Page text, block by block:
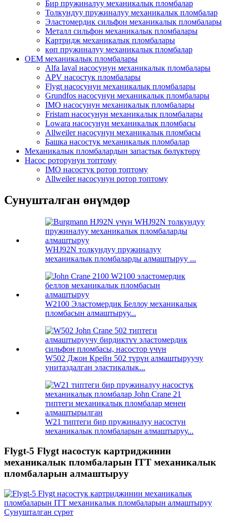
Бир пружиналуу механикалык пломбалар
Толкундуу пружиналуу механикалык пломбалар
Эластомердик сильфон механикалык пломбалары
Металл сильфон механикалык пломбалары
Картридж механикалык пломбалары
көп пружиналуу механикалык пломбалар
OEM механикалык пломбалары
Alfa laval насосунун механикалык пломбалары
APV насостук пломбалары
Flygt насосунун механикалык пломбалары
Grundfos насосунун механикалык пломбалары
IMO насосунун механикалык пломбалары
Fristam насосунун механикалык пломбалары
Lowara насосунун механикалык пломбасы
Allweiler насосунун механикалык пломбасы
Башка насостук механикалык пломбалар
Механикалык пломбалардын запастык бөлүктөрү
Насос роторунун топтому
IMO насостук ротор топтому
Allweiler насосунун ротор топтому
Сунушталган өнүмдөр
WHJ92N толкундуу пружиналуу
механикалык пломбаларды алмаштыруу ...
W2100 Эластомердик Беллоу механикалык
пломбасын алмаштыруу...
W502 Джон Крейн 502 түрүн алмаштыруучу
унитаздалган эластикалык...
W21 типтеги бир пружиналуу насостун
механикалык пломбаларын алмаштыруу...
Flygt-5 Flygt насостук картриджинин
механикалык пломбаларын ITT механикалык
пломбаларын алмаштыруу